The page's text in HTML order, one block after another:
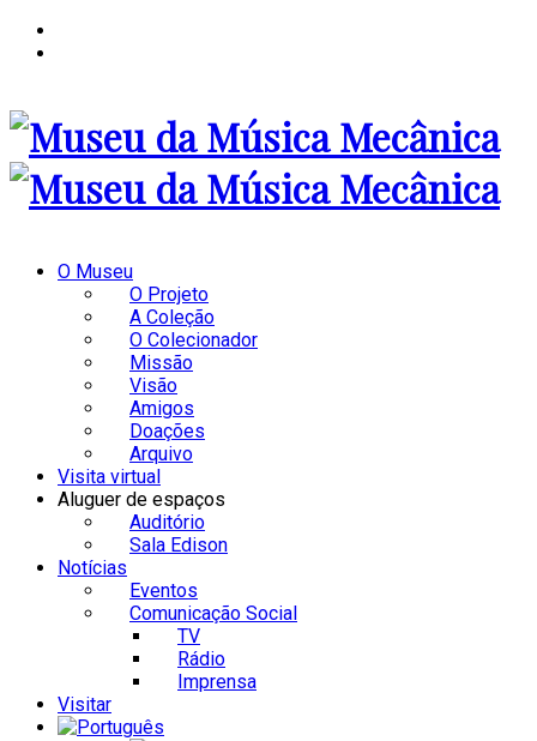
O Museu
O Projeto
A Coleção
O Colecionador
Missão
Visão
Amigos
Doações
Arquivo
Visita virtual
Aluguer de espaços
Auditório
Sala Edison
Notícias
Eventos
Comunicação Social
TV
Rádio
Imprensa
Visitar